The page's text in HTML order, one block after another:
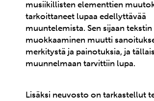
musiikillisten elementtien
tarkoittaneet lupaa edellyttävää
muuntelemista. Sen sijaan tekstin
muokkaaminen muutti
merkitystä ja painotuksia, ja
muunnelmaan tarvittiin lupa.
Lisäksi neuvosto on tarkastellut